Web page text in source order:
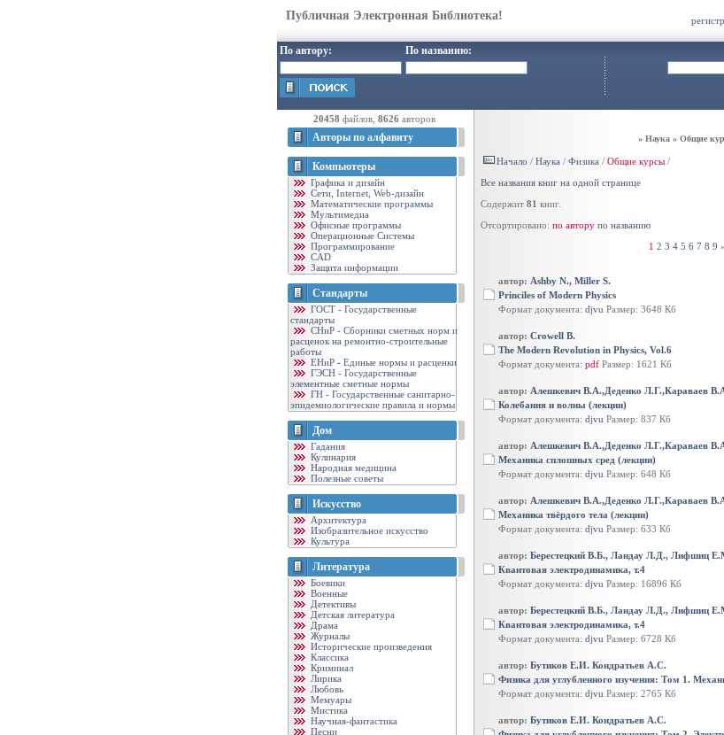
Публичная Электронная Библиотека!
По автору: По названию:
20458 файлов, 8626 авторов
Авторы по алфавиту
Компьютеры
Графика и дизайн
Cети, Internet, Web-дизайн
Математические программы
Мультимедиа
Офисные программы
Операционные Системы
Программирование
CAD
Защита информации
Стандарты
ГОСТ - Государственные
стандарты
CНиР - Сборники сметных норм и
расценок на ремонтно-строительные
работы
ЕНиР - Единые нормы и расценки
ГЭСН - Государственные
элементные сметные нормы
ГН - Государственные санитарно-
эпидемиологические правила и нормы
Дом
Гадания
Кулинария
Народная медицина
Полезные советы
Искусство
Архитектура
Изобразительное искусство
Культура
Литература
Боевики
Военные
Детективы
Детская литература
Драма
Журналы
Исторические произведения
Классика
Криминал
Лирика
Любовь
Мемуары
Мистика
Научная-фантастика
Песни
» Наука » Общие
Начало / Наука / Физика / Общие курсы /
Все названия книг на одной странице
Содержит 81 книг.
Отсортировано: по автору по названию
1 2 3 4 5 6 7 8 9 »
автор: Ashby N., Miller S.
Princiles of Modern Physics
Формат документа: djvu Размер: 3648 Кб
автор: Crowell B.
The Modern Revolution in Physics, Vol.6
Формат документа: pdf Размер: 1621 Кб
автор: Алешкевич В.А.,Деденко Л.Г.,Караваев
Колебания и волны (лекции)
Формат документа: djvu Размер: 837 Кб
автор: Алешкевич В.А.,Деденко Л.Г.,Караваев
Механика сплошных сред (лекции)
Формат документа: djvu Размер: 648 Кб
автор: Алешкевич В.А.,Деденко Л.Г.,Караваев
Механика твёрдого тела (лекции)
Формат документа: djvu Размер: 633 Кб
автор: Берестецкий В.Б., Ландау Л.Д., Лифшиц
Квантовая электродинамика, т.4
Формат документа: djvu Размер: 16896 Кб
автор: Берестецкий В.Б., Ландау Л.Д., Лифшиц
Квантовая электродинамика, т.4
Формат документа: djvu Размер: 6728 Кб
автор: Бутиков Е.И. Кондратьев А.С.
Физика для углубленного изучения: Том 1.
Формат документа: djvu Размер: 2765 Кб
автор: Бутиков Е.И. Кондратьев А.С.